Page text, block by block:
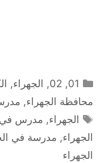
التصنيفات
01
,
02
, الجهراء,
محافظة الجهراء,
الوسوم
الجهراء, مدرس في
الجهراء, مدرسة في
الجهراء